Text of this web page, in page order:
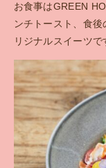
お食事はGREEN
ンチトースト、食
リジナルスイーツで